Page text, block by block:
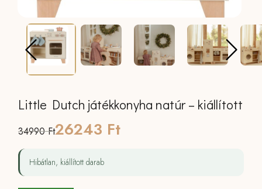
Little Dutch játékkonyha natúr – kiállított
34990Ft
Original
price
was:
26243 Ft
Current
price
is:
Hibátlan, kiállított darab